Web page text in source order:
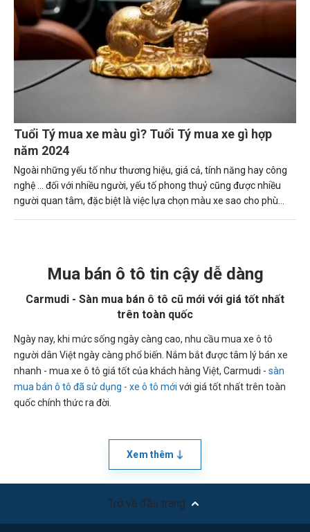
Tuổi Tý mua xe màu gì? Tuổi Tý mua xe gì hợp
năm 2024
Ngoài những yếu tố như thương hiệu, giá cả, tính năng hay công
nghệ … đối với nhiều người, yếu tố phong thuỷ cũng được nhiều
người quan tâm, đặc biệt là việc lựa chọn màu xe sao cho phù
Mua bán ô tô tin cậy dễ dàng
Carmudi - Sàn mua bán ô tô cũ mới với giá tốt nhất
trên toàn quốc
Ngày nay, khi mức sống ngày càng cao, nhu cầu mua xe ô tô
người dân Việt ngày càng phổ biến. Nắm bắt được tâm lý bán xe
nhanh - mua xe ô tô giá tốt của khách hàng Việt, Carmudi - sàn
mua bán ô tô đã sử dụng - xe ô tô mới với giá tốt nhất trên toàn
quốc chính thức ra đời.
Xem thêm
Trở về đầu trang